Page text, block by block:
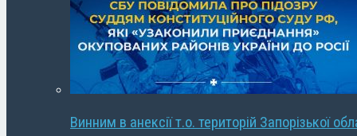
Винним в анексії т.о. територій Запорізької